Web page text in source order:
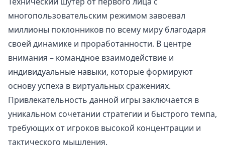
многопользовательским режимом завоевал
миллионы поклонников по всему миру благодаря
своей динамике и проработанности. В центре
внимания – командное взаимодействие и
индивидуальные навыки, которые формируют
основу успеха в виртуальных сражениях.
Привлекательность данной игры заключается в
уникальном сочетании стратегии и быстрого темпа,
требующих от игроков высокой концентрации и
тактического мышления.